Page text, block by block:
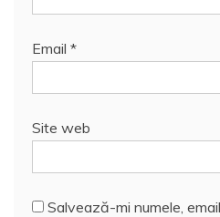
Email *
Site web
Salvează-mi numele,